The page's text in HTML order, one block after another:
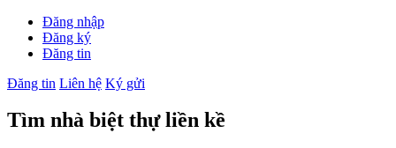
Đăng nhập
Đăng ký
Đăng tin
Đăng tin Liên hệ Ký gửi
Tìm nhà biệt thự liền kề